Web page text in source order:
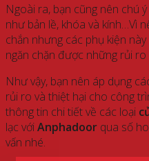
Ngoài ra, bạn cũng nên chú
như bản lề, khóa và kính…Vì
chắn nhưng các phụ kiện
ngăn chặn được những rủi ro
Như vậy, bạn nên áp dụng
rủi ro và thiệt hại cho công
thông tin chi tiết về các loại
lạc vớiAnphadoor qua số
vấn nhé.